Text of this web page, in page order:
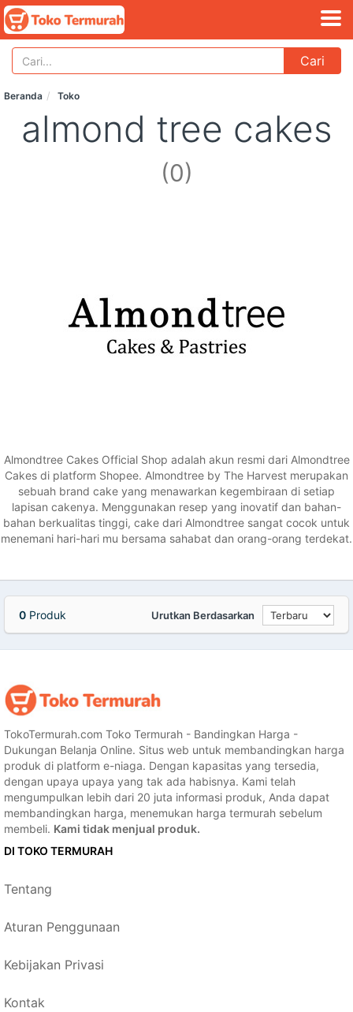
Cari
Beranda Toko
almond tree cakes
(0)
Almondtree Cakes Official Shop adalah akun resmi dari Almondtree
Cakes di platform Shopee. Almondtree by The Harvest merupakan
sebuah brand cake yang menawarkan kegembiraan di setiap
lapisan cakenya. Menggunakan resep yang inovatif dan bahan-
bahan berkualitas tinggi, cake dari Almondtree sangat cocok untuk
menemani hari-hari mu bersama sahabat dan orang-orang terdekat.
0 Produk Urutkan Berdasarkan
TokoTermurah.com Toko Termurah - Bandingkan Harga -
Dukungan Belanja Online. Situs web untuk membandingkan harga
produk di platform e-niaga. Dengan kapasitas yang tersedia,
dengan upaya upaya yang tak ada habisnya. Kami telah
mengumpulkan lebih dari 20 juta informasi produk, Anda dapat
membandingkan harga, menemukan harga termurah sebelum
membeli. Kami tidak menjual produk.
DI TOKO TERMURAH
Tentang
Aturan Penggunaan
Kebijakan Privasi
Kontak